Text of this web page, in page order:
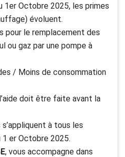
1er Octobre 2025, les primes
évoluent.
pour le remplacement des
ou gaz par une pompe à
/ Moins de consommation
doit être faite avant la
à tous les
er Octobre 2025.
, vous accompagne dans